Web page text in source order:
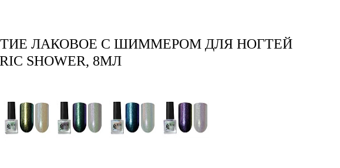
ЛАКОВОЕ С ШИММЕРОМ ДЛЯ НОГТЕЙ
SHOWER, 8МЛ